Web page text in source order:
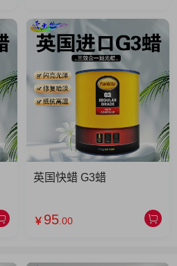
英国快蜡 G3蜡
￥ 95 .00